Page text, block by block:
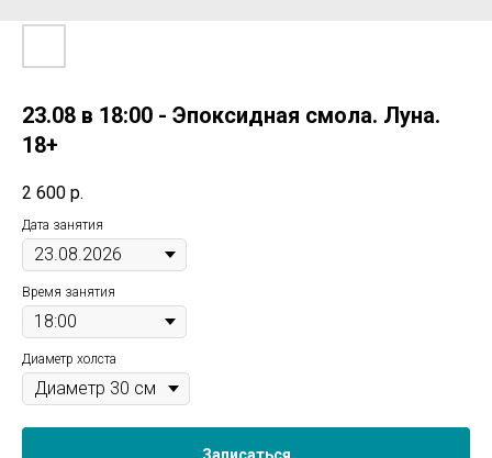
23.08 в 18:00 - Эпоксидная смола. Луна.
18+
2 600 р.
Дата занятия
Время занятия
Диаметр холста